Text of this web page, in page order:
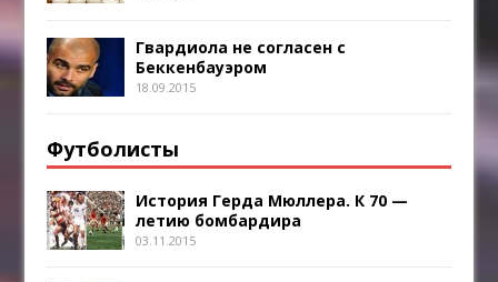
Гвардиола не согласен с
Беккенбауэром
18.09.2015
Футболисты
История Герда Мюллера. К 70 —
летию бомбардира
03.11.2015